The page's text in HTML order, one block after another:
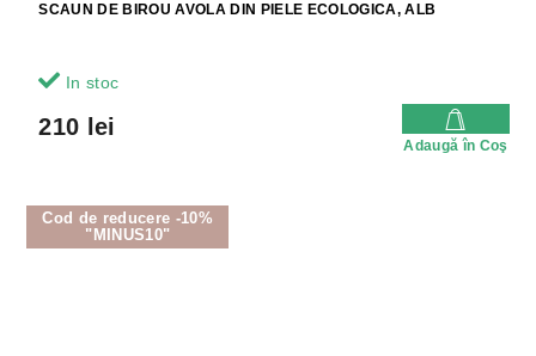
SCAUN DE BIROU AVOLA DIN PIELE ECOLOGICA, ALB
In stoc
210 lei
Adaugă în Coş
Cod de reducere -10%
"MINUS10"